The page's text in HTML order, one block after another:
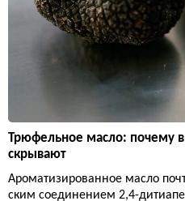
Трюфельное масло: почему
скрывают
Ароматизированное масло
ским соединением 2,4-